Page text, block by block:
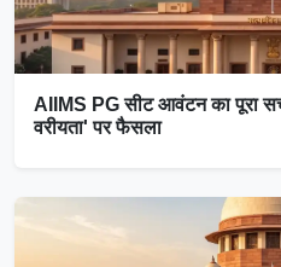
AIIMS PG सीट आवंटन का पूरा
वरीयता' पर फैसला